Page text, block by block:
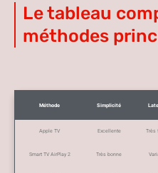
Le tableau
méthodes
Méthode Simplicité
Apple TV Excellente Très
Smart TV AirPlay 2 Très bonne